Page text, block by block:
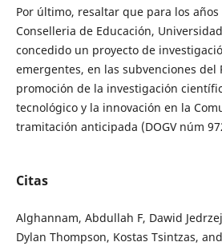
Por último, resaltar que para los años
Conselleria de Educación,
concedido un proyecto de
emergentes, en las subvenciones del
promoción de la investigación
tecnológico y la innovación en la
tramitación anticipada (DOGV núm
Citas
Alghannam, Abdullah F, Dawid
Dylan Thompson, Kostas Tsintzas,